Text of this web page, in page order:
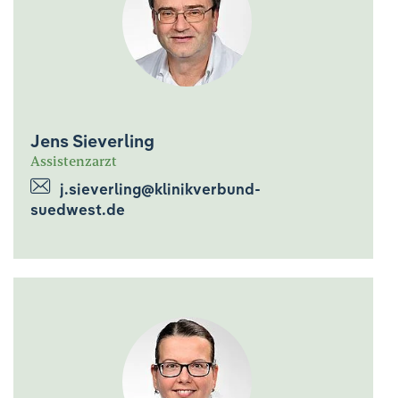
Jens Sieverling
Assistenzarzt
j.sieverling@klinikverbund-
suedwest.de